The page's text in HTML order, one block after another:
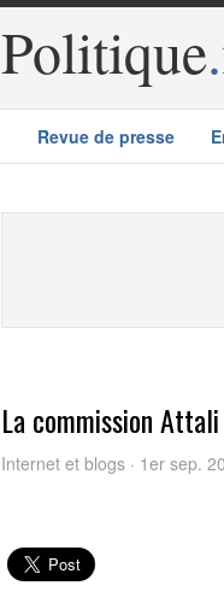
Politique
Revue de presse
La commission
Internet et blogs · 1er sep.